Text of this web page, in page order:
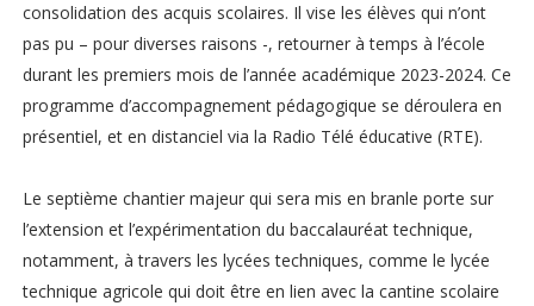
consolidation des acquis scolaires. Il vise les élèves qui n’ont
pas pu – pour diverses raisons -, retourner à temps à l’école
durant les premiers mois de l’année académique 2023-2024. Ce
programme d’accompagnement pédagogique se déroulera en
présentiel, et en distanciel via la Radio Télé éducative (RTE).
Le septième chantier majeur qui sera mis en branle porte sur
l’extension et l’expérimentation du baccalauréat technique,
notamment, à travers les lycées techniques, comme le lycée
technique agricole qui doit être en lien avec la cantine scolaire